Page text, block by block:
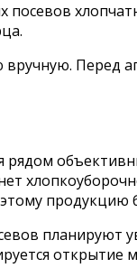
Перед
продукцию
планируют